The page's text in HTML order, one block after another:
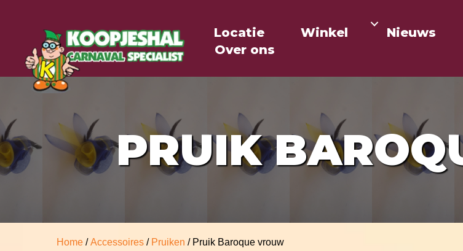
Locatie Winkel
Nieuws
Over ons
PRUIK
Home /Accessoires / Pruiken / Pruik Baroque vrouw